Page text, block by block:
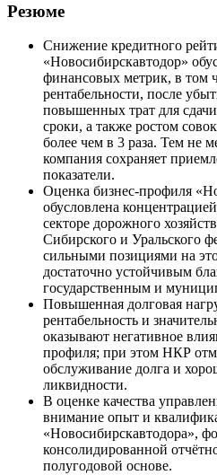
Резюме
Снижение кредитного
«Новосибирскавтодор»
финансовых метрик, в том
рентабельности, после
повышенных трат для
сроки, а также ростом
более чем в 3 раза. Тем не
компания сохраняет
показатели.
Оценка бизнес-профиля
обусловлена
секторе дорожного
Сибирского и Уральского
сильными позициями на
достаточно устойчивым
государственным и
Повышенная долговая
рентабельность и
оказывают негативное
профиля; при этом НКР
обслуживание долга и
ликвидности.
В оценке качества
внимание опыт и
«Новосибирскавтодора»,
консолидированной
полугодовой основе.